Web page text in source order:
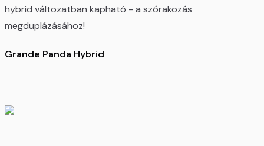
hybrid változatban kapható - a szórakozás
megduplázásához!
Grande Panda Hybrid